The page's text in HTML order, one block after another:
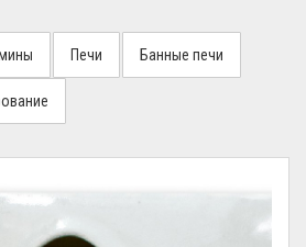
Печи Банные печи